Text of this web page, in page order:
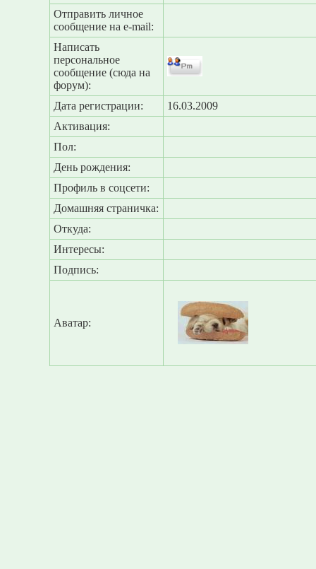
Отправить личное
сообщение на e-mail:
Написать
персональное
сообщение (сюда на
форум):
Дата регистрации:
16.03.2009
Активация:
Пол:
День рождения:
Профиль в соцсети:
Домашняя страничка:
Откуда:
Интересы:
Подпись:
Аватар: